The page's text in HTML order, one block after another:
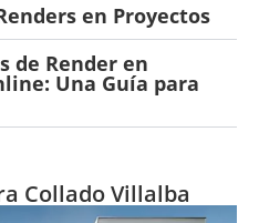
en Proyectos
de Render en
Una Guía para
Collado Villalba